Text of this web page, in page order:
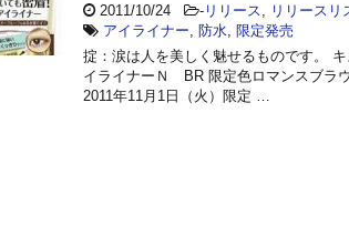
2011/10/24 - リリース リリースリ
アイライナー
防水
限定発売
掟：涙は人を美しく魅せるものです。
イライナーＮ BR 限定色ロマンスブラ
2011年11月1日（火）限定 …